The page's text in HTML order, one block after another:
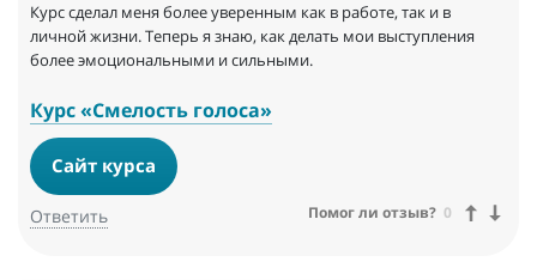
Курс сделал меня более уверенным как в работе, так и в
личной жизни. Теперь я знаю, как делать мои выступления
более эмоциональными и сильными.
Курс «Смелость голоса»
Сайт курса
Ответить Помог ли отзыв? 0